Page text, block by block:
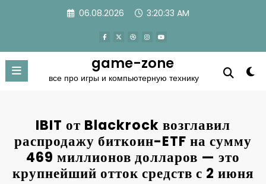
06.08.2026 3:20:33 AM
game-zone
все про игры и компьютерную технику
IBIT от Blackrock возглавил
распродажу биткоин-ETF на сумму
469 миллионов долларов — это
крупнейший отток средств с 2 июня